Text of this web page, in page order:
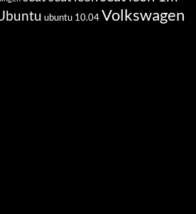
ubuntu 10.04Volkswagen